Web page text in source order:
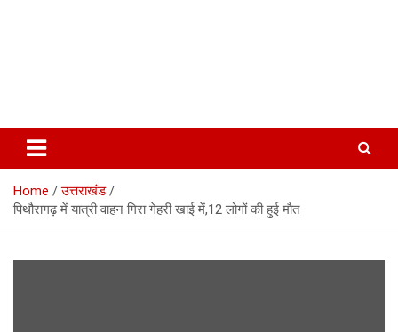
Home
उत्तराखंड
पिथौरागढ़ में यात्री वाहन गिरा गेहरी खाई में,12 लोगों की हुई मौत